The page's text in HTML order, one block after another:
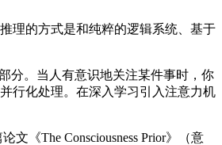
理的方式是和纯粹的逻辑系统、基于
分。当人有意识地关注某件事时，你
行化处理。在深入学习引入注意力机
《The Consciousness Prior》（意